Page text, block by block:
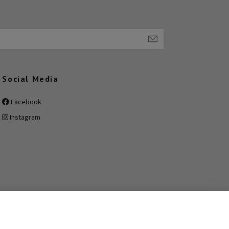
Social Media
Facebook
Instagram